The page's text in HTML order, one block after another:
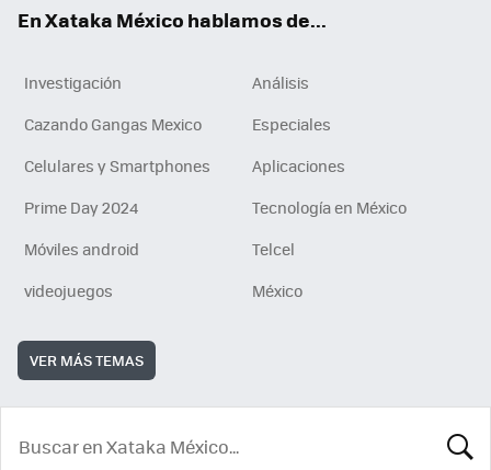
En Xataka México hablamos de...
Investigación
Análisis
Cazando Gangas Mexico
Especiales
Celulares y Smartphones
Aplicaciones
Prime Day 2024
Tecnología en México
Móviles android
Telcel
videojuegos
México
VER MÁS TEMAS